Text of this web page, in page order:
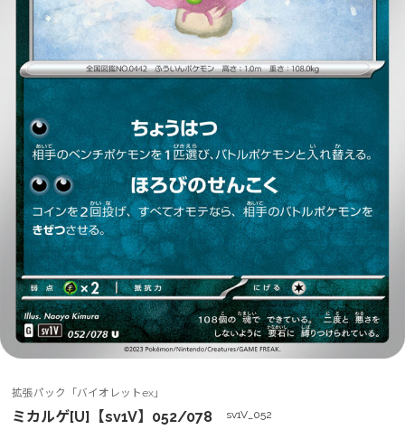
拡張パック「バイオレットex」
ミカルゲ[U]【sv1V】052/078 sv1V_052